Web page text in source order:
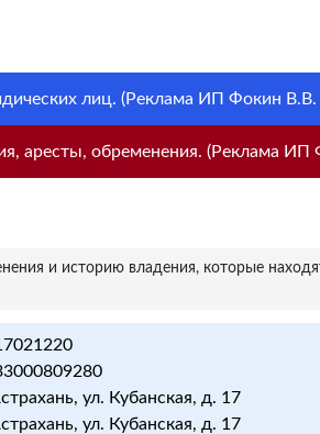
лиц. (Реклама ИП Фокин
аресты, обременения. (Реклама
и историю владения, которые
ул. Кубанская, д. 17
ул. Кубанская, д. 17